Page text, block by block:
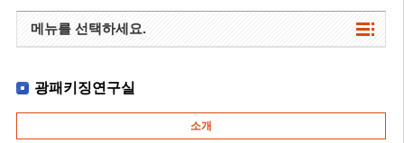
메뉴를 선택하세요.
광패키징연구실
소개